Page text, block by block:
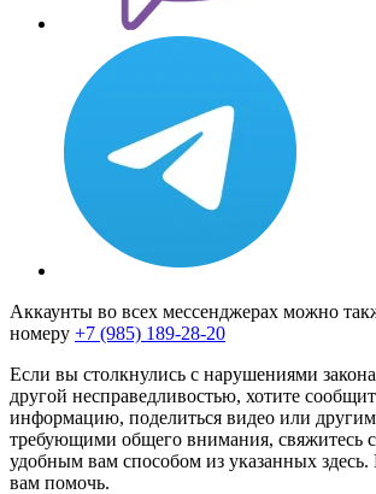
Аккаунты во всех мессенджерах можно
номеру +7 (985) 189-28-20
Если вы столкнулись с нарушениями
другой несправедливостью, хотите
информацию, поделиться видео или
требующими общего внимания, свяжитесь
удобным вам способом из указанных
вам помочь.